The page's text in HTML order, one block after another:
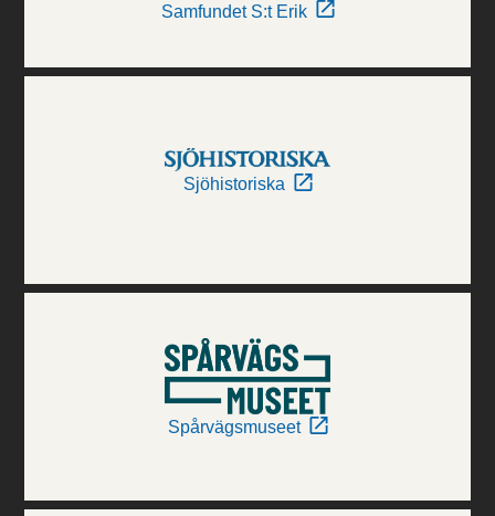
Samfundet S:t Erik
Sjöhistoriska
Spårvägsmuseet